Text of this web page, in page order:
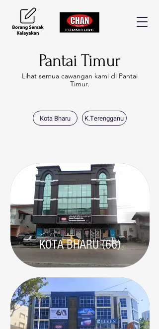
Pantai Timur
Lihat semua cawangan kami di Pantai
Timur.
Kota Bharu K.Terengganu
KOTA BHARU (66)